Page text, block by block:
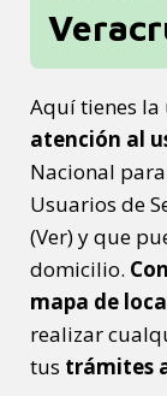
Aquí tienes la
atención al
Nacional
Usuarios de
(Ver) y que
domicilio.
mapa de
realizar
tus trámites